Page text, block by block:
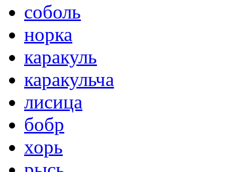
соболь
норка
каракуль
каракульча
лисица
бобр
хорь